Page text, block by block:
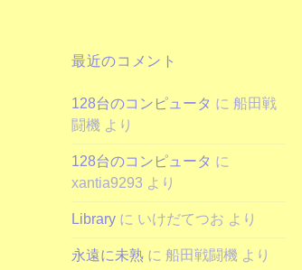
最近のコメント
128台のコンピュータ に船田戦
闘機 より
128台のコンピュータ に
xantia9293 より
Library に いけだてつお より
永遠に未熟 に船田戦闘機 より